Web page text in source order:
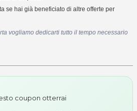
se hai già beneficiato di altre offerte per
vogliamo dedicarti tutto il tempo necessario
coupon otterrai